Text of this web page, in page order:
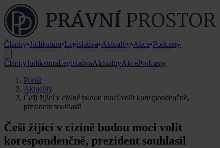
Články•Judikatura•Legislativa•Aktuality•Akce•Podcasty
ČlánkyJudikaturaLegislativaAktualityAkcePodcasty
Portál
Aktuality
Češi žijící v cizině budou moci volit korespondenčně,
prezident souhlasil
Češi žijící v cizině budou moci volit
korespondenčně, prezident souhlasil